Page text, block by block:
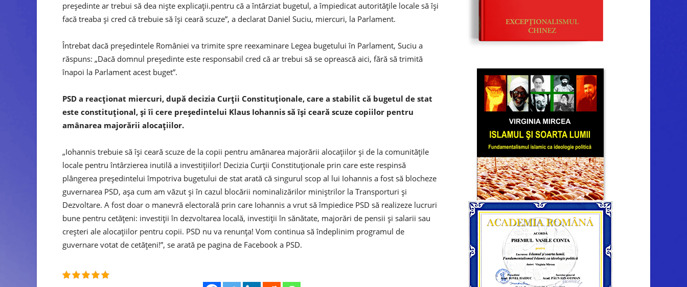
preşedinte ar trebui să dea nişte explicaţii.pentru că a întârziat bugetul, a împiedicat autorităţile locale să îşi
facă treaba şi cred că trebuie să îşi ceară scuze”, a declarat Daniel Suciu, miercuri, la Parlament.
Întrebat dacă preşedintele României va trimite spre reexaminare Legea bugetului în Parlament, Suciu a
răspuns: „Dacă domnul preşedinte este responsabil cred că ar trebui să se oprească aici, fără să trimită
înapoi la Parlament acest buget”.
PSD a reacţionat miercuri, după decizia Curţii Constituţionale, care a stabilit că bugetul de stat
este constituţional, şi îi cere preşedintelui Klaus Iohannis să îşi ceară scuze copiilor pentru
amânarea majorării alocaţiilor.
„Iohannis trebuie să îşi ceară scuze de la copii pentru amânarea majorării alocaţiilor şi de la comunităţile
locale pentru întârzierea inutilă a investiţiilor! Decizia Curţii Constituţionale prin care este respinsă
plângerea preşedintelui împotriva bugetului de stat arată că singurul scop al lui Iohannis a fost să blocheze
guvernarea PSD, aşa cum am văzut şi în cazul blocării nominalizărilor miniştrilor la Transporturi şi
Dezvoltare. A fost doar o manevră electorală prin care Iohannis a vrut să împiedice PSD să realizeze lucruri
bune pentru cetăţeni: investiţii în dezvoltarea locală, investiţii în sănătate, majorări de pensii şi salarii sau
creşteri ale alocaţiilor pentru copii. PSD nu va renunţa! Vom continua să îndeplinim programul de
guvernare votat de cetăţeni!”, se arată pe pagina de Facebook a PSD.